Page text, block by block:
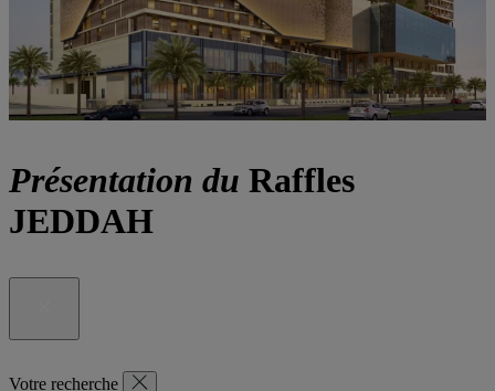
Présentation du Raffles
JEDDAH
Votre recherche